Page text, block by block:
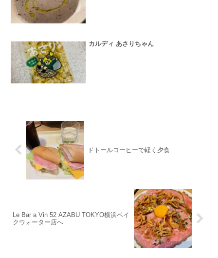
カルディ あさりちゃん
ドトールコーヒーで軽く夕食
Le Bar a Vin 52 AZABU TOKYO横浜ベイ
クウォーター店へ